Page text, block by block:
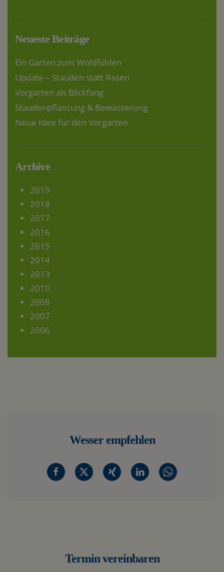
Neueste Beiträge
Ein Garten zum Wohlfühlen
Update – Stauden statt Rasen
Vorgarten als Blickfang
Staudenpflanzung & Bewässerung
Neue Idee für den Vorgarten
Archive
2019
2018
2017
2016
2015
2014
2013
2010
2008
2007
2006
Wesser empfehlen
Termin vereinbaren